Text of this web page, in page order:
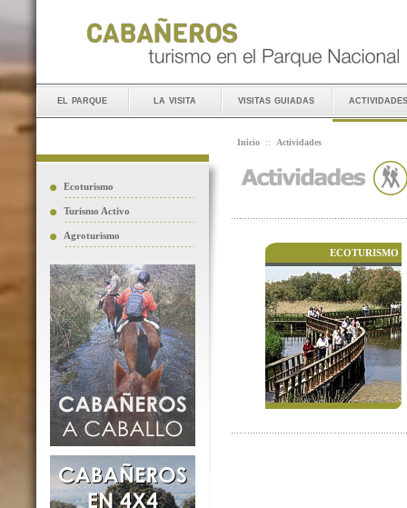
el parque la visita visitas guiadas actividades
Ecoturismo
Turismo Activo
Agroturismo
Inicio :: Actividades
ECOTURISMO